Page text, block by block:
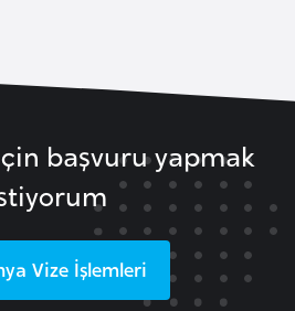
başvuru yapmak
Vize İşlemleri